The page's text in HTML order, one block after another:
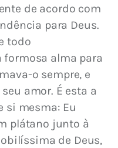
de acordo com
para Deus.
todo
alma para
o sempre, e
amor. É esta a
si mesma: Eu
plátano junto à
de Deus,